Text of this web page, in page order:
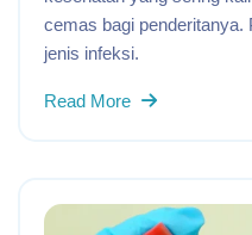
cemas bagi penderitanya.
jenis infeksi.
Read More